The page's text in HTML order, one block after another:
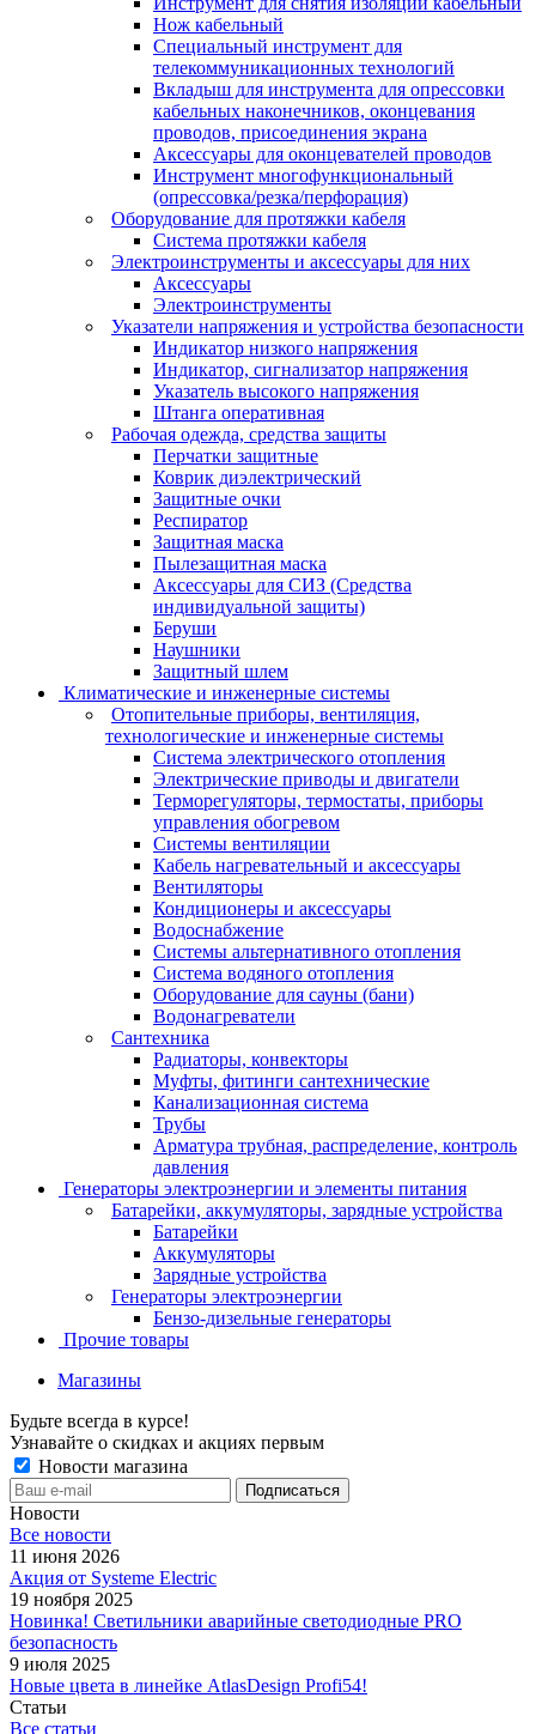
Нож кабельный
Специальный инструмент для
телекоммуникационных технологий
Вкладыш для инструмента для опрессовки
кабельных наконечников, оконцевания
проводов, присоединения экрана
Аксессуары для оконцевателей проводов
Инструмент многофункциональный
(опрессовка/резка/перфорация)
Оборудование для протяжки кабеля
Система протяжки кабеля
Электроинструменты и аксессуары для них
Аксессуары
Электроинструменты
Указатели напряжения и устройства безопасности
Индикатор низкого напряжения
Индикатор, сигнализатор напряжения
Указатель высокого напряжения
Штанга оперативная
Рабочая одежда, средства защиты
Перчатки защитные
Коврик диэлектрический
Защитные очки
Респиратор
Защитная маска
Пылезащитная маска
Аксессуары для СИЗ (Средства
индивидуальной защиты)
Беруши
Наушники
Защитный шлем
Климатические и инженерные системы
Отопительные приборы, вентиляция,
технологические и инженерные системы
Система электрического отопления
Электрические приводы и двигатели
Терморегуляторы, термостаты, приборы
управления обогревом
Системы вентиляции
Кабель нагревательный и аксессуары
Вентиляторы
Кондиционеры и аксессуары
Водоснабжение
Системы альтернативного отопления
Система водяного отопления
Оборудование для сауны (бани)
Водонагреватели
Сантехника
Радиаторы, конвекторы
Муфты, фитинги сантехнические
Канализационная система
Трубы
Арматура трубная, распределение, контроль
давления
Генераторы электроэнергии и элементы питания
Батарейки, аккумуляторы, зарядные устройства
Батарейки
Аккумуляторы
Зарядные устройства
Генераторы электроэнергии
Бензо-дизельные генераторы
Прочие товары
Магазины
Будьте всегда в курсе!
Узнавайте о скидках и акциях первым
Новости магазина
Новости
Все новости
11 июня 2026
Акция от Systeme Electric
19 ноября 2025
Новинка! Светильники аварийные светодиодные PRO
безопасность
9 июля 2025
Новые цвета в линейке AtlasDesign Profi54!
Статьи
Все статьи